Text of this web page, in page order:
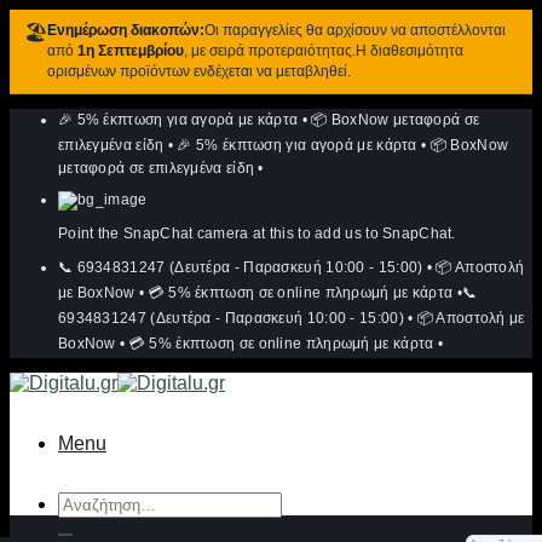
🏖️ Ενημέρωση διακοπών:Οι παραγγελίες θα αρχίσουν να αποστέλλονται
από 1η Σεπτεμβρίου, με σειρά προτεραιότητας.Η διαθεσιμότητα
ορισμένων προϊόντων ενδέχεται να μεταβληθεί.
περιεχόμενο
🎉 5% έκπτωση για αγορά με κάρτα • 📦 BoxNow μεταφορά σε
επιλεγμένα είδη • 🎉 5% έκπτωση για αγορά με κάρτα • 📦 BoxNow
μεταφορά σε επιλεγμένα είδη •
Point the SnapChat camera at this to add us to SnapChat.
📞 6934831247 (Δευτέρα - Παρασκευή 10:00 - 15:00) • 📦 Αποστολή
με BoxNow • 💳 5% έκπτωση σε online πληρωμή με κάρτα •📞
6934831247 (Δευτέρα - Παρασκευή 10:00 - 15:00) • 📦 Αποστολή με
BoxNow • 💳 5% έκπτωση σε online πληρωμή με κάρτα •
Menu
Αναζήτηση
για: